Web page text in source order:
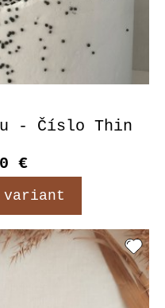
- Číslo Thin
€
variant